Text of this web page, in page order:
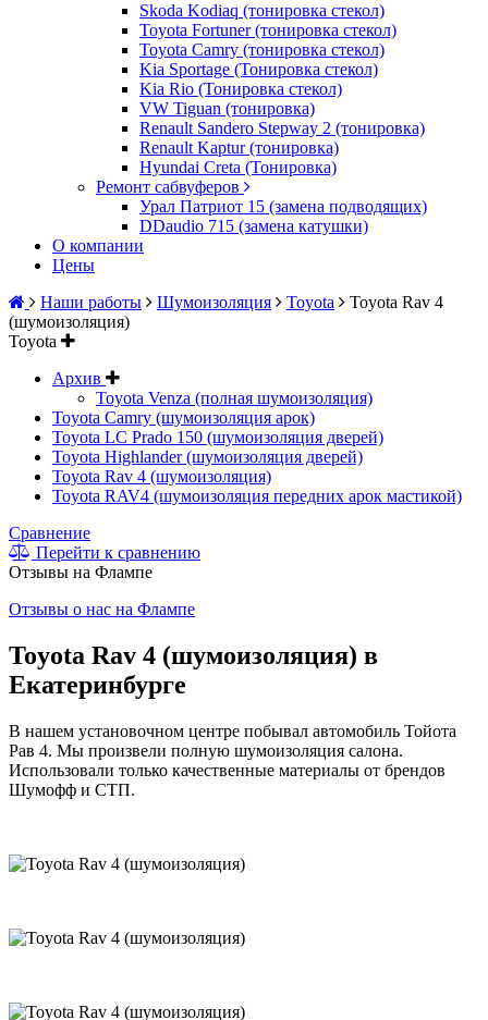
Skoda Kodiaq (тонировка стекол)
Toyota Fortuner (тонировка стекол)
Toyota Camry (тонировка стекол)
Kia Sportage (Тонировка стекол)
Kia Rio (Тонировка стекол)
VW Tiguan (тонировка)
Renault Sandero Stepway 2 (тонировка)
Renault Kaptur (тонировка)
Hyundai Creta (Тонировка)
Ремонт сабвуферов
Урал Патриот 15 (замена подводящих)
DDaudio 715 (замена катушки)
О компании
Цены
Наши работы
Шумоизоляция Toyota
Toyota Rav 4
(шумоизоляция)
Toyota
Архив
Toyota Venza (полная шумоизоляция)
Toyota Camry (шумоизоляция арок)
Toyota LC Prado 150 (шумоизоляция дверей)
Toyota Highlander (шумоизоляция дверей)
Toyota Rav 4 (шумоизоляция)
Toyota RAV4 (шумоизоляция передних арок мастикой)
Сравнение
Перейти к сравнению
Отзывы на Флампе
Отзывы о нас на Флампе
Toyota Rav 4 (шумоизоляция) в
Екатеринбурге
В нашем установочном центре побывал автомобиль Тойота
Рав 4. Мы произвели полную шумоизоляция салона.
Использовали только качественные материалы от брендов
Шумофф и СТП.